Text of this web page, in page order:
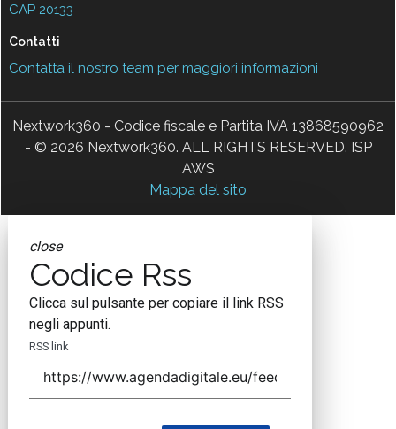
CAP 20133
Contatti
Contatta il nostro team per maggiori informazioni
Nextwork360 - Codice fiscale e Partita IVA 13868590962
- © 2026 Nextwork360. ALL RIGHTS RESERVED. ISP
AWS
Mappa del sito
close
Codice Rss
Clicca sul pulsante per copiare il link RSS
negli appunti.
RSS link